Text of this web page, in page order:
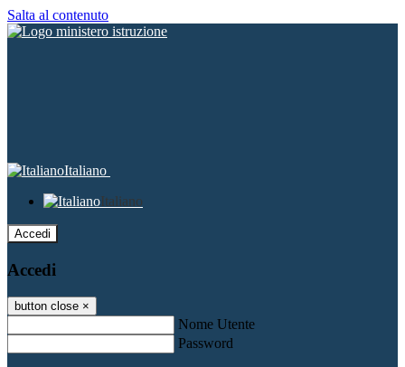
Salta al contenuto
Italiano
Italiano
Accedi
Accedi
button close ×
Nome Utente
Password